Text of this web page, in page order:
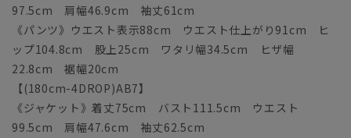
97.5cm 肩幅46.9cm 袖丈61cm
《パンツ》ウエスト表示88cm ウエスト仕上がり91cm ヒ
ップ104.8cm 股上25cm ワタリ幅34.5cm ヒザ幅
22.8cm 裾幅20cm
【(180cm-4DROP)AB7】
《ジャケット》着丈75cm バスト111.5cm ウエスト
99.5cm 肩幅47.6cm 袖丈62.5cm